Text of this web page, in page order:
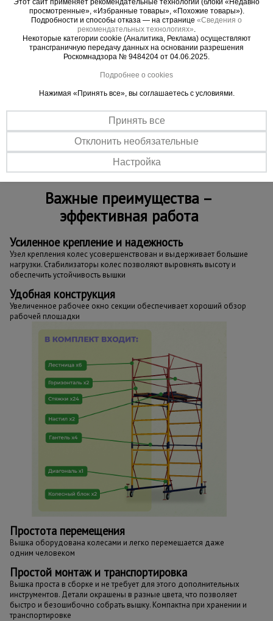
Обращаем ваше внимание, что в процессе
транспортировки вышка может получить
визуальные потертости, царапины и прочее, что
никак не влияет на ее эксплуатационные
характеристики и не признается браком.
ВНИМАНИЕ !!!Данная модель вышки с
измененным конструктивом не совместима для
наращивания с вышками ВСП "Промышленник",
произведенными до 01.10.2023 г.
Важные преимущества –
эффективная работа
Усиленное крепление и надежность
Узел крепления колес усовершенствован и выдерживает большие
нагрузки. Стабилизаторы колес позволяют выровнять высоту и
обеспечить устойчивость вышки
Удобная конструкция
Увеличенное рабочее окно секции обеспечивает хороший обзор
рабочей площадки
Простота перемещения
Вышка оборудована колесами и легко перемещается даже
одним человеком
Простой монтаж и транспортировка
Вышка проста в сборке и не требует для этого дополнительных
инструментов. Детали окрашены в разные цвета, что позволяет
быстро и безошибочно собрать вышку. Компактна при хранении и
транспортировке
просмотренные», «Избранные товары», «Похожие товары»).
Подробности и способы отказа — на странице «Сведения о
рекомендательных технологиях»
Некоторые категории cookie (Аналитика, Реклама) осуществляют
трансграничную передачу данных на основании разрешения
Роскомнадзора № 9484204 от 04.06.2025.
Подробнее о cookies
Нажимая «Принять все», вы соглашаетесь с условиями.
Принять все
Отклонить необязательные
Настройка